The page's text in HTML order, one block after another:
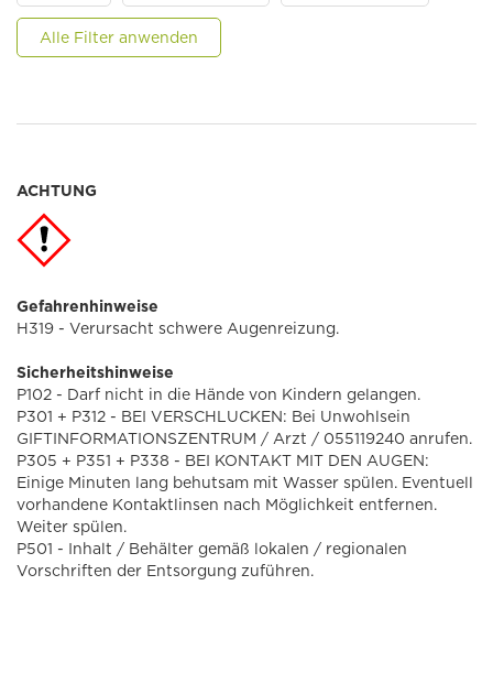
Alle Filter anwenden
ACHTUNG
Gefahrenhinweise
H319 - Verursacht schwere Augenreizung.
Sicherheitshinweise
P102 - Darf nicht in die Hände von Kindern gelangen.
P301 + P312 - BEI VERSCHLUCKEN: Bei Unwohlsein
GIFTINFORMATIONSZENTRUM / Arzt / 055119240 anrufen.
P305 + P351 + P338 - BEI KONTAKT MIT DEN AUGEN:
Einige Minuten lang behutsam mit Wasser spülen. Eventuell
vorhandene Kontaktlinsen nach Möglichkeit entfernen.
Weiter spülen.
P501 - Inhalt / Behälter gemäß lokalen / regionalen
Vorschriften der Entsorgung zuführen.